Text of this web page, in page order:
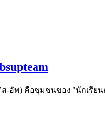
’ส-อัพ) คือชุมชนของ "นักเรีย